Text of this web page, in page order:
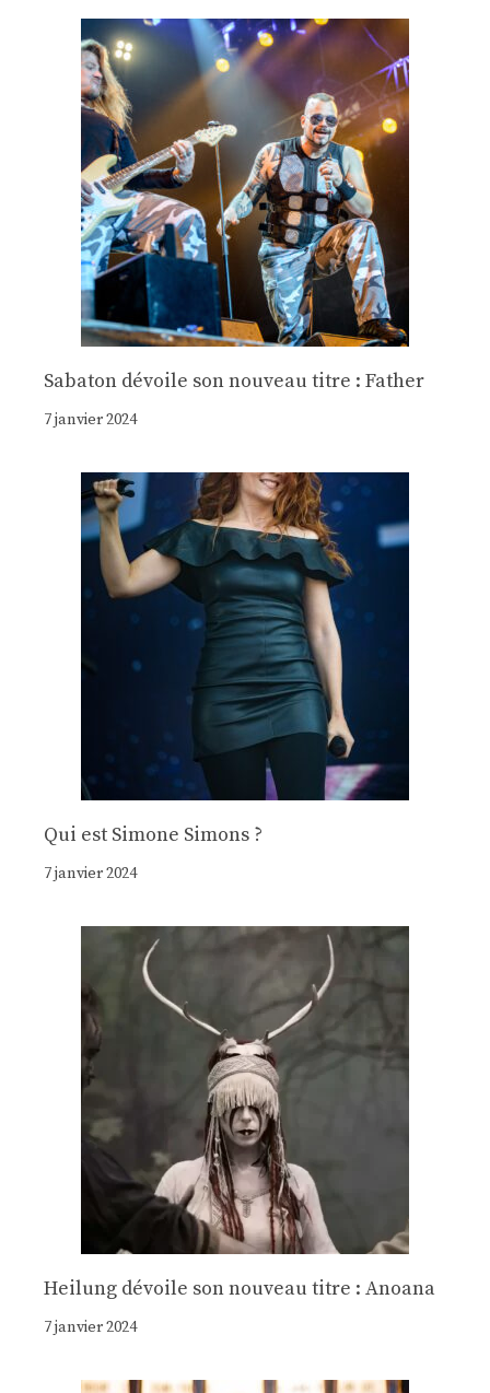
Sabaton dévoile son nouveau titre : Father
7 janvier 2024
Qui est Simone Simons ?
7 janvier 2024
Heilung dévoile son nouveau titre : Anoana
7 janvier 2024